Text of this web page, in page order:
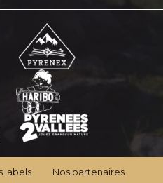
labels
Nos partenaires